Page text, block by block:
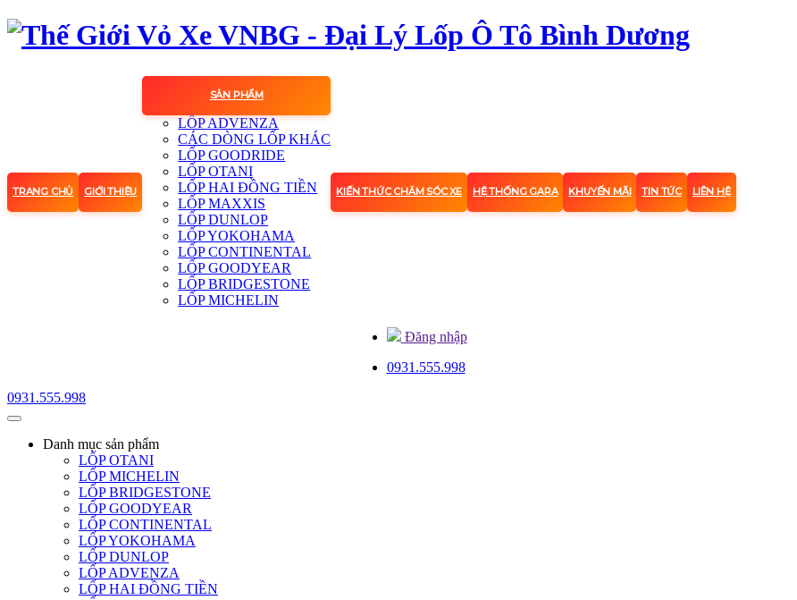
TRANG CHỦ GIỚI THIỆU
SẢN PHẨM
LỐP ADVENZA
CÁC DÒNG LỐP KHÁC
LỐP GOODRIDE
LỐP OTANI
LỐP HAI ĐỒNG TIỀN
LỐP MAXXIS
LỐP DUNLOP
LỐP YOKOHAMA
LỐP CONTINENTAL
LỐP GOODYEAR
LỐP BRIDGESTONE
LỐP MICHELIN
KIẾN THỨC CHĂM SÓC XE HỆ THỐNG GARA KHUYẾN MÃI TIN TỨC LIÊN HỆ
Đăng nhập
0931.555.998
0931.555.998
Danh mục sản phẩm
LỐP OTANI
LỐP MICHELIN
LỐP BRIDGESTONE
LỐP GOODYEAR
LỐP CONTINENTAL
LỐP YOKOHAMA
LỐP DUNLOP
LỐP ADVENZA
LỐP HAI ĐỒNG TIỀN